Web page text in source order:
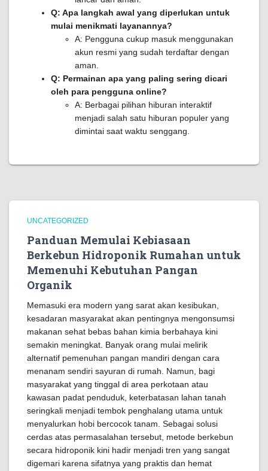
Q: Apa langkah awal yang diperlukan untuk
mulai menikmati layanannya?
A: Pengguna cukup masuk menggunakan
akun resmi yang sudah terdaftar dengan
aman.
Q: Permainan apa yang paling sering dicari
oleh para pengguna online?
A: Berbagai pilihan hiburan interaktif
menjadi salah satu hiburan populer yang
dimintai saat waktu senggang.
UNCATEGORIZED
Panduan Memulai Kebiasaan
Berkebun Hidroponik Rumahan untuk
Memenuhi Kebutuhan Pangan
Organik
Memasuki era modern yang sarat akan kesibukan,
kesadaran masyarakat akan pentingnya mengonsumsi
makanan sehat bebas bahan kimia berbahaya kini
semakin meningkat. Banyak orang mulai melirik
alternatif pemenuhan pangan mandiri dengan cara
menanam sendiri sayuran di rumah. Namun, bagi
masyarakat yang tinggal di area perkotaan atau
kawasan padat penduduk, keterbatasan lahan tanah
seringkali menjadi tembok penghalang utama untuk
menyalurkan hobi bercocok tanam. Sebagai solusi
cerdas atas permasalahan tersebut, metode berkebun
secara hidroponik kini hadir menjadi tren yang sangat
digemari karena sifatnya yang praktis dan hemat